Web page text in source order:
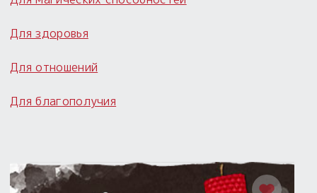
Для здоровья
Для отношений
Для благополучия